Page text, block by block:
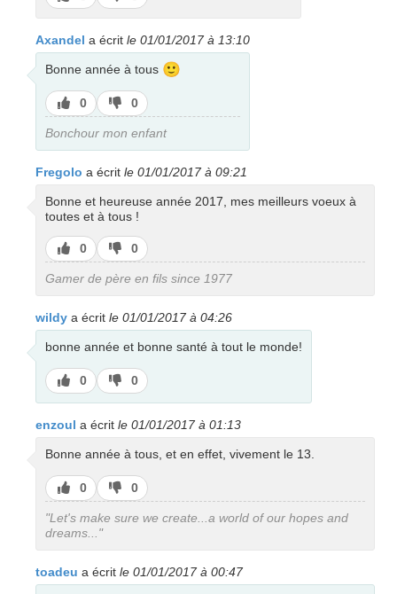
pas
Axandel a écrit le 01/01/2017 à 13:10
Bonne année à tous 🙂
J’aime
0
J’aime
pas
0
Bonchour mon enfant
Fregolo a écrit le 01/01/2017 à 09:21
Bonne et heureuse année 2017, mes meilleurs voeux à
toutes et à tous !
J’aime
0
J’aime
pas
0
Gamer de père en fils since 1977
wildy a écrit le 01/01/2017 à 04:26
bonne année et bonne santé à tout le monde!
J’aime
0
J’aime
pas
0
enzoul a écrit le 01/01/2017 à 01:13
Bonne année à tous, et en effet, vivement le 13.
J’aime
0
J’aime
pas
0
"Let's make sure we create...a world of our hopes and
dreams..."
toadeu a écrit le 01/01/2017 à 00:47